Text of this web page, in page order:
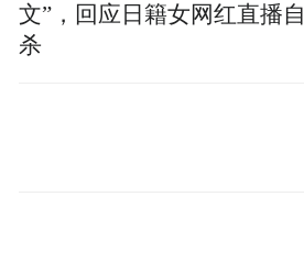
文”，回应日籍女网红直播自
杀